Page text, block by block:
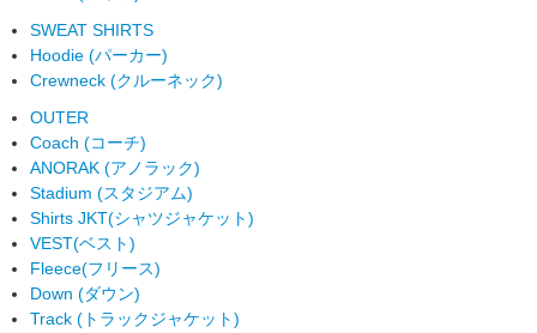
SWEAT SHIRTS
Hoodie (パーカー)
Crewneck (クルーネック)
OUTER
Coach (コーチ)
ANORAK (アノラック)
Stadium (スタジアム)
Shirts JKT(シャツジャケット)
VEST(ベスト)
Fleece(フリース)
Down (ダウン)
Track (トラックジャケット)